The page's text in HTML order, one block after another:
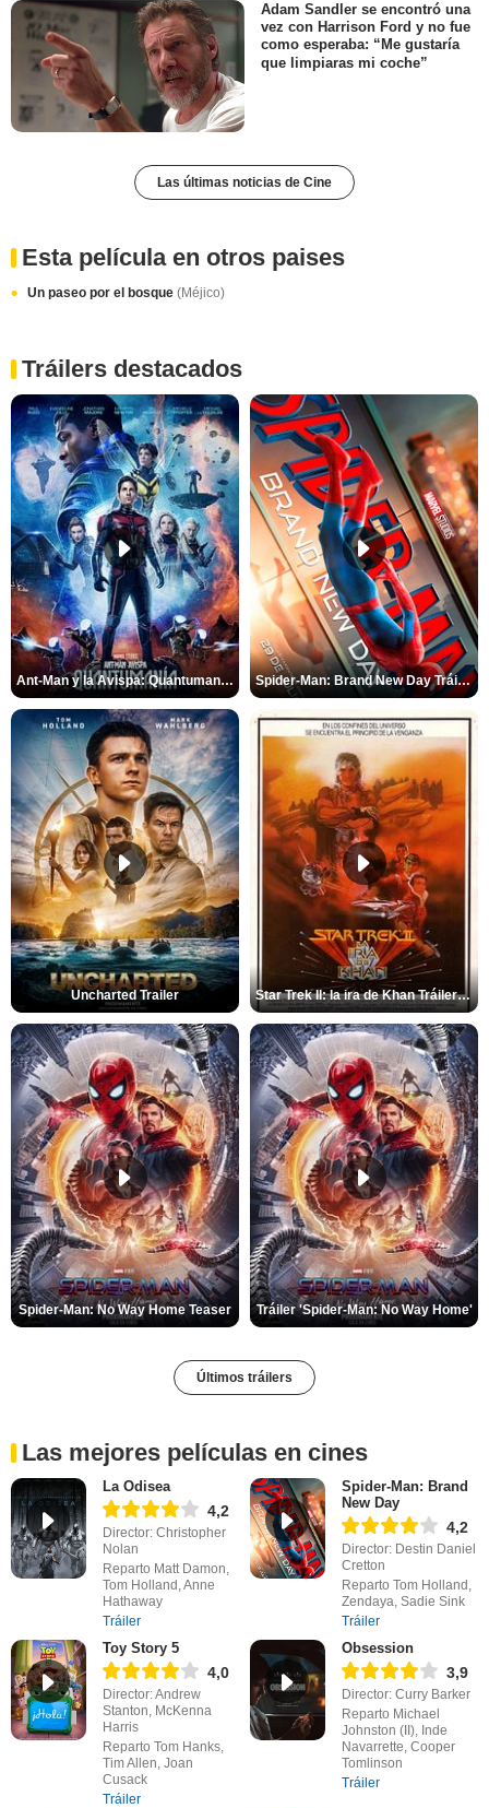
Adam Sandler se encontró una
vez con Harrison Ford y no fue
como esperaba: “Me gustaría
que limpiaras mi coche”
Las últimas noticias de Cine
Esta película en otros paises
Un paseo por el bosque (Méjico)
Tráilers destacados
Ant-Man y la Avispa: Quantumanía Tráiler (2) Spider-Man: Brand New Day Tráiler (3)
Uncharted Trailer Star Trek II: la ira de Khan Tráiler VO
Spider-Man: No Way Home Teaser Tráiler 'Spider-Man: No Way Home'
Últimos tráilers
Las mejores películas en cines
La Odisea
4,2
Director: Christopher
Nolan
Reparto Matt Damon,
Tom Holland, Anne
Hathaway
Tráiler
Spider-Man: Brand
New Day
4,2
Director: Destin Daniel
Cretton
Reparto Tom Holland,
Zendaya, Sadie Sink
Tráiler
Toy Story 5
4,0
Director: Andrew
Stanton, McKenna
Harris
Reparto Tom Hanks,
Tim Allen, Joan
Cusack
Tráiler
Obsession
3,9
Director: Curry Barker
Reparto Michael
Johnston (II), Inde
Navarrette, Cooper
Tomlinson
Tráiler